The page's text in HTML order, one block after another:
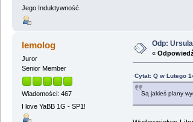
Jego Induktywność
lemolog
Juror
Senior Member
Wiadomości: 467
I love YaBB 1G - SP1!
Odp:
«
Cytat: Q w Lutego
Są jakieś plany